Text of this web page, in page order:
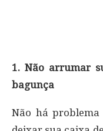
1. Não arrumar
bagunça
Não há problema